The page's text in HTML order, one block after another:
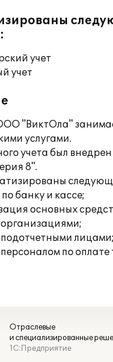
учет
учет
"ВиктОла"
услугами.
учета был
8".
банку и кассе;
основных
подотчетными лицами;
по оплате
Отраслевые
и специализированные
1С:Предприятие